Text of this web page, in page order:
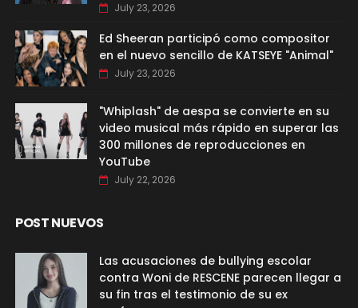
July 23, 2026
Ed Sheeran participó como compositor
en el nuevo sencillo de KATSEYE "Animal"
July 23, 2026
"Whiplash" de aespa se convierte en su
video musical más rápido en superar las
300 millones de reproducciones en
YouTube
July 22, 2026
POST NUEVOS
Las acusaciones de bullying escolar
contra Woni de RESCENE parecen llegar a
su fin tras el testimonio de su ex